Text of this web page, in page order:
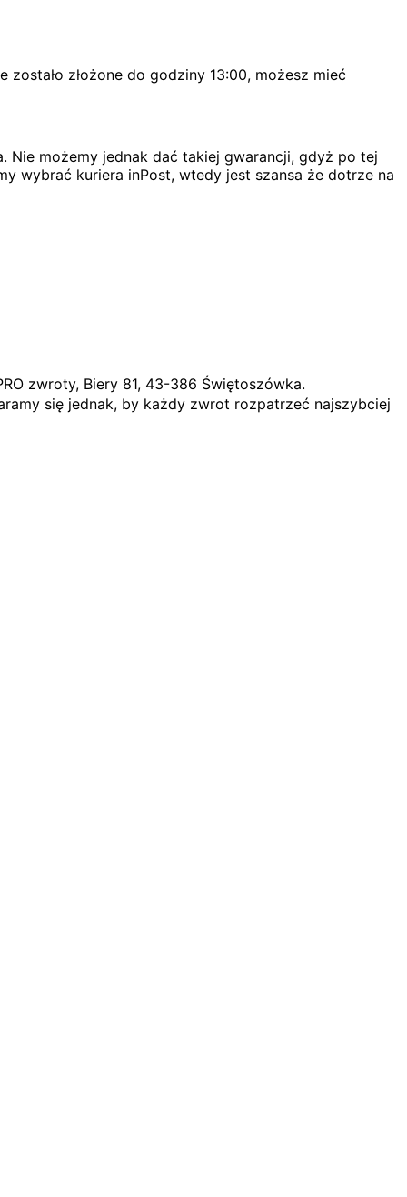
zostało złożone do godziny 13:00, możesz mieć
Nie możemy jednak dać takiej gwarancji, gdyż po tej
wybrać kuriera inPost, wtedy jest szansa że dotrze na
zwroty, Biery 81, 43-386 Świętoszówka.
się jednak, by każdy zwrot rozpatrzeć najszybciej